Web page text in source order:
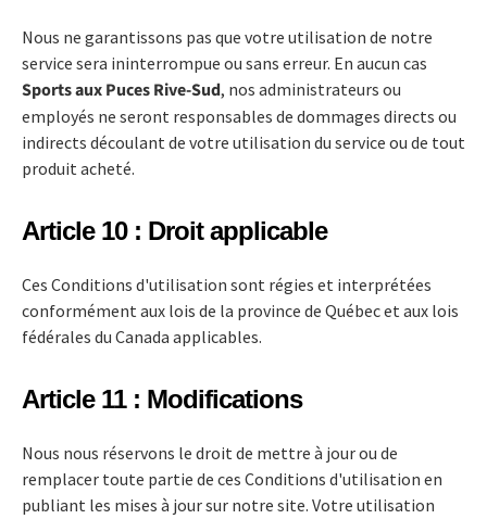
Nous ne garantissons pas que votre utilisation de notre
service sera ininterrompue ou sans erreur. En aucun cas
Sports aux Puces Rive-Sud, nos administrateurs ou
employés ne seront responsables de dommages directs ou
indirects découlant de votre utilisation du service ou de tout
produit acheté.
Article 10 : Droit applicable
Ces Conditions d'utilisation sont régies et interprétées
conformément aux lois de la province de Québec et aux lois
fédérales du Canada applicables.
Article 11 : Modifications
Nous nous réservons le droit de mettre à jour ou de
remplacer toute partie de ces Conditions d'utilisation en
publiant les mises à jour sur notre site. Votre utilisation